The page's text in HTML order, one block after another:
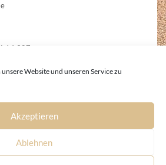
Website und unseren Service zu
Akzeptieren
Ablehnen
14 387
verpflichtet, an Streitbeilegungsverfahren
teilzunehmen.